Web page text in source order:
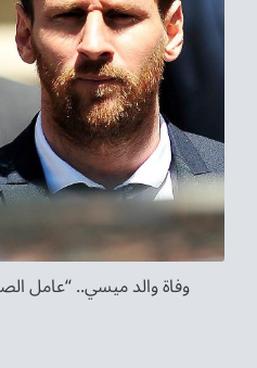
وفاة والد ميسي.. “عامل